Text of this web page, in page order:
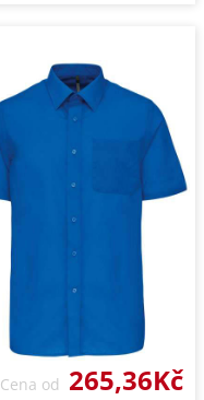
Cena od 265,36Kč